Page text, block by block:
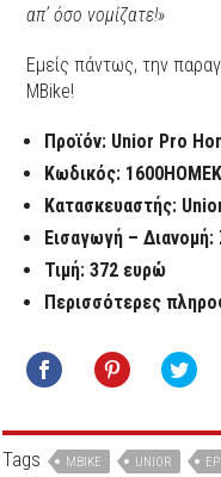
απ’ όσο νομίζατε!»
Εμείς πάντως, την
MBike!
Προϊόν: Unior Pro
Κωδικός:
Κατασκευαστής:
Εισαγωγή –
Τιμή: 372 ευρώ
Περισσότερες
Tags MBIKE UNIOR